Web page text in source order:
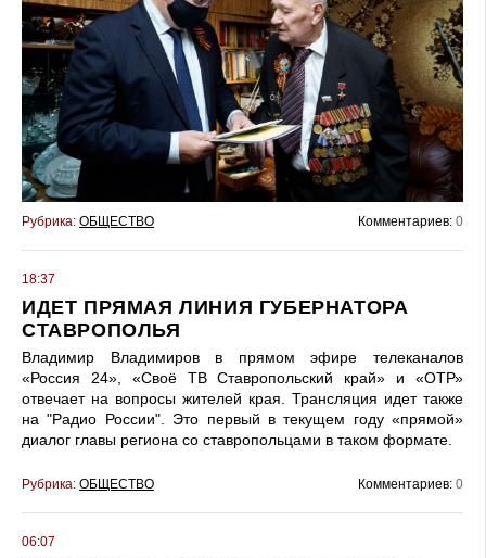
Рубрика: ОБЩЕСТВО Комментариев: 0
18:37
ИДЕТ ПРЯМАЯ ЛИНИЯ ГУБЕРНАТОРА
СТАВРОПОЛЬЯ
Владимир Владимиров в прямом эфире телеканалов
«Россия 24», «Своё ТВ Ставропольский край» и «ОТР»
отвечает на вопросы жителей края. Трансляция идет также
на "Радио России". Это первый в текущем году «прямой»
диалог главы региона со ставропольцами в таком формате.
Рубрика: ОБЩЕСТВО Комментариев: 0
06:07